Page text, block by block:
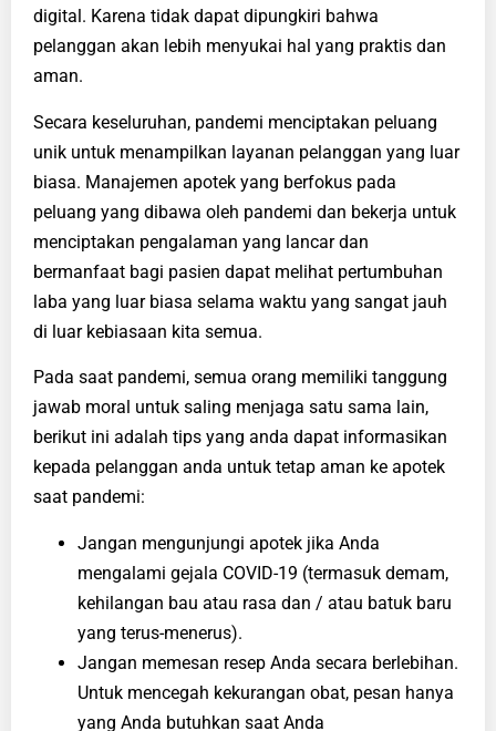
digital. Karena tidak dapat dipungkiri bahwa
pelanggan akan lebih menyukai hal yang praktis dan
aman.
Secara keseluruhan, pandemi menciptakan peluang
unik untuk menampilkan layanan pelanggan yang luar
biasa. Manajemen apotek yang berfokus pada
peluang yang dibawa oleh pandemi dan bekerja untuk
menciptakan pengalaman yang lancar dan
bermanfaat bagi pasien dapat melihat pertumbuhan
laba yang luar biasa selama waktu yang sangat jauh
di luar kebiasaan kita semua.
Pada saat pandemi, semua orang memiliki tanggung
jawab moral untuk saling menjaga satu sama lain,
berikut ini adalah tips yang anda dapat informasikan
kepada pelanggan anda untuk tetap aman ke apotek
saat pandemi:
Jangan mengunjungi apotek jika Anda
mengalami gejala COVID-19 (termasuk demam,
kehilangan bau atau rasa dan / atau batuk baru
yang terus-menerus).
Jangan memesan resep Anda secara berlebihan.
Untuk mencegah kekurangan obat, pesan hanya
yang Anda butuhkan saat Anda